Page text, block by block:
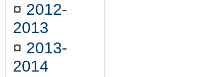
¤ 2012-
2013
¤ 2013-
2014